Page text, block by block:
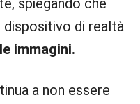
spiegando che
dispositivo di realtà
immagini.
a non essere